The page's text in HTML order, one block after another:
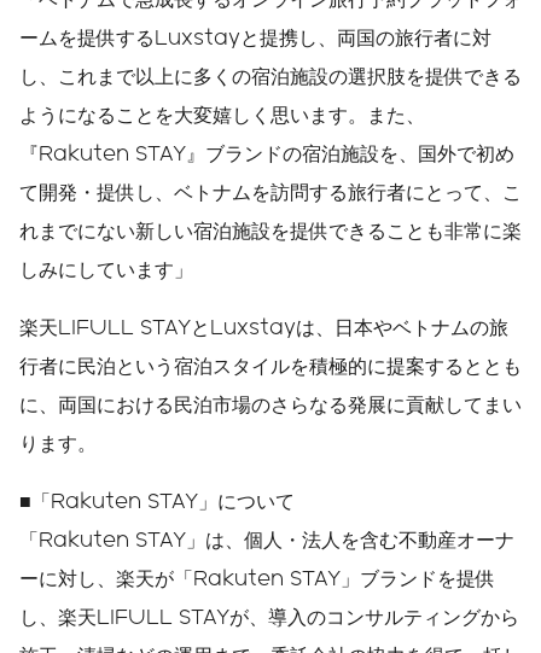
ームを提供するLuxstayと提携し、両国の旅行者に対
し、これまで以上に多くの宿泊施設の選択肢を提供できる
ようになることを大変嬉しく思います。また、
『Rakuten STAY』ブランドの宿泊施設を、国外で初め
て開発・提供し、ベトナムを訪問する旅行者にとって、こ
れまでにない新しい宿泊施設を提供できることも非常に楽
しみにしています」
楽天LIFULL STAYとLuxstayは、日本やベトナムの旅
行者に民泊という宿泊スタイルを積極的に提案するととも
に、両国における民泊市場のさらなる発展に貢献してまい
ります。
■「Rakuten STAY」について
「Rakuten STAY」は、個人・法人を含む不動産オーナ
ーに対し、楽天が「Rakuten STAY」ブランドを提供
し、楽天LIFULL STAYが、導入のコンサルティングから